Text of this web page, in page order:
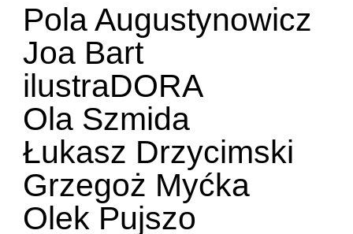
Pola Augustynowicz
Joa Bart
ilustraDORA
Ola Szmida
Łukasz Drzycimski
Grzegoż Myćka
Olek Pujszo